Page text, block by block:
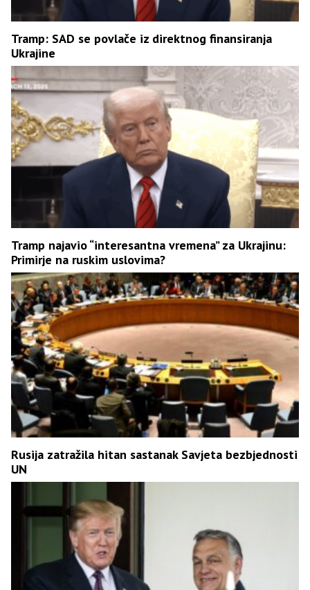
Tramp: SAD se povlače iz direktnog finansiranja
Ukrajine
Tramp najavio “interesantna vremena” za Ukrajinu:
Primirje na ruskim uslovima?
Rusija zatražila hitan sastanak Savjeta bezbjednosti
UN